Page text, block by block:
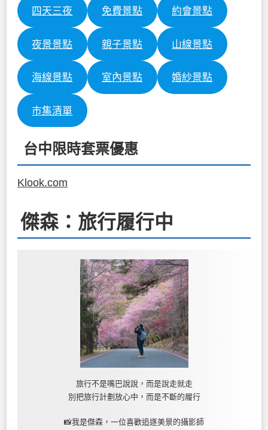
四天三夜 免費景點 約會景點
夜景景點 親子景點 山線景點
海線景點 室內景點 婚紗景點
市集清單
台中限時套票優惠
Klook.com
傑森：旅行履行中
旅行不是嘴巴說說，而是說走就走
別把旅行計劃放心中，而是不斷的履行
📸我是傑森，一位喜歡追逐美景的攝影師